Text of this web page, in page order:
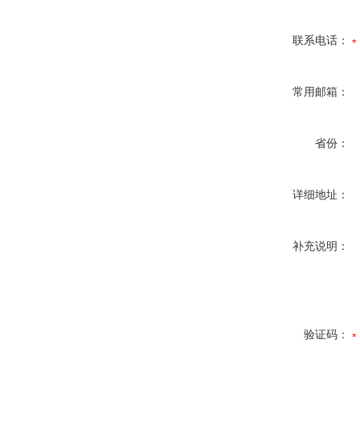
联系电话：
常用邮箱：
省份：
详细地址：
补充说明：
验证码：